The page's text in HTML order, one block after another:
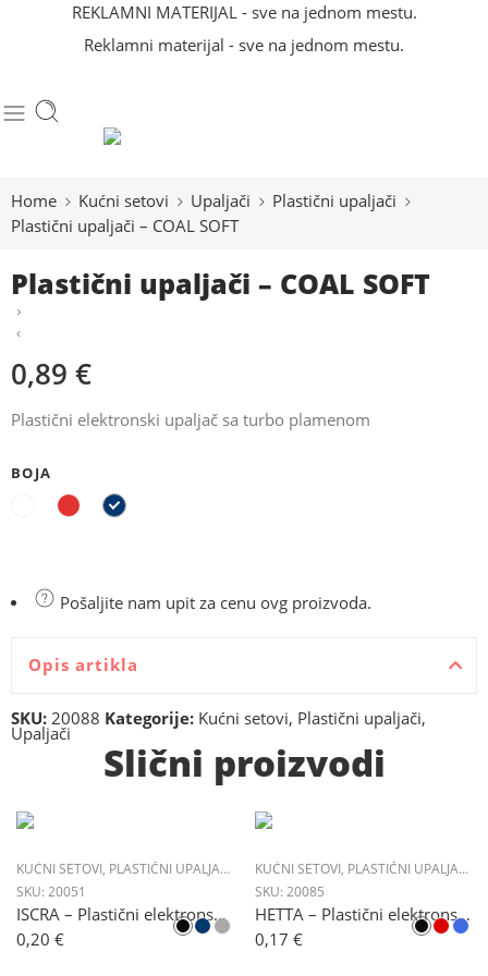
REKLAMNI MATERIJAL - sve na jednom mestu.
Reklamni materijal - sve na jednom mestu.
Home Kućni setovi Upaljači
Plastični upaljači
Plastični upaljači – COAL SOFT
Plastični upaljači – COAL SOFT
0,89 €
Plastični elektronski upaljač sa turbo plamenom
BOJA
Pošaljite nam upit za cenu ovg proizvoda.
Opis artikla
SKU: 20088 Kategorije: Kućni setovi, Plastični upaljači,
Upaljači
Slični proizvodi
KUĆNI SETOVI, PLASTIČNI UPALJAČI
UPALJAČI
SKU: 20051
ISCRA – Plastični elektronski upaljač
0,20 €
KUĆNI SETOVI, PLASTIČNI UPALJAČI
SKU: 20085
HETTA – Plastični elektronski upaljač
0,17 €